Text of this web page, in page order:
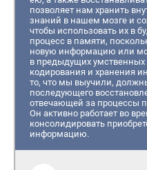
позволяет нам хранить
знаний в нашем мозге и
чтобы использовать их в
процесс в памяти,
новую информацию или
в предыдущих умственных
кодирования и хранения
то, что мы выучили,
последующего
отвечающей за процессы
Он активно работает во
консолидировать
информацию.